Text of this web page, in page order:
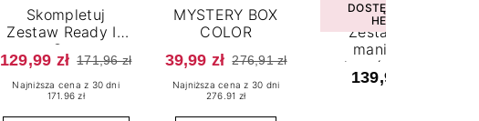
Skompletuj
Zestaw Ready In
One
129,99 zł 171,96 zł
Najniższa cena z 30 dni
171.96 zł
MYSTERY BOX
COLOR
39,99 zł 276,91 zł
Najniższa cena z 30 dni
276.91 zł
DOSTĘPNY W
HEBE
Zestaw do
manicure
japońskiego
139,99 zł